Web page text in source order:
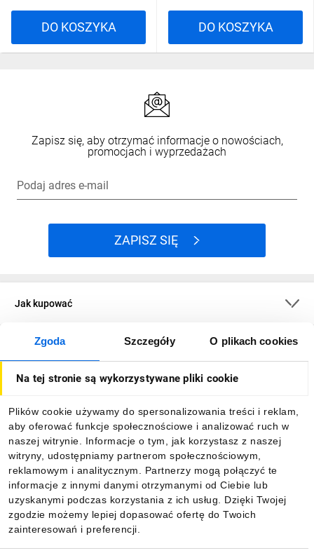
Zgoda Szczegóły O plikach cookies
Na tej stronie są wykorzystywane pliki cookie
Plików cookie używamy do spersonalizowania treści i reklam,
aby oferować funkcje społecznościowe i analizować ruch w
naszej witrynie. Informacje o tym, jak korzystasz z naszej
witryny, udostępniamy partnerom społecznościowym,
reklamowym i analitycznym. Partnerzy mogą połączyć te
informacje z innymi danymi otrzymanymi od Ciebie lub
uzyskanymi podczas korzystania z ich usług. Dzięki Twojej
zgodzie możemy lepiej dopasować ofertę do Twoich
zainteresowań i preferencji.
DO KOSZYKA DO KOSZYKA
Zapisz się, aby otrzymać informacje o nowościach,
promocjach i wyprzedażach
Podaj adres e-mail
ZAPISZ SIĘ
Jak kupować
O firmie
Informacje
Pobierz naszą aplikację mobilną: